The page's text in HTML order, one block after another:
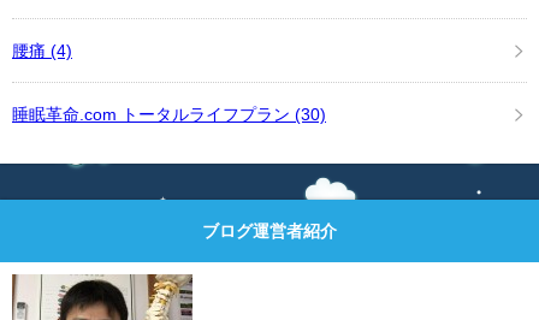
腰痛 (4)
睡眠革命.com トータルライフプラン (30)
ブログ運営者紹介